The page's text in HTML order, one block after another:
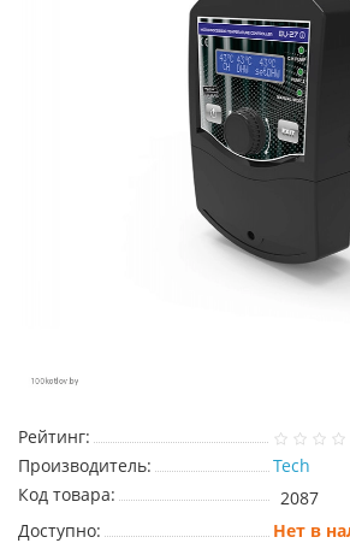
Рейтинг:
Производитель:
Tech
Код товара:
2087
Доступно:
Нет в